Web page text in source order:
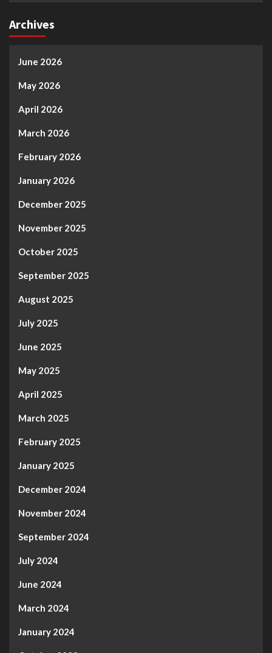
Archives
June 2026
May 2026
April 2026
March 2026
February 2026
January 2026
December 2025
November 2025
October 2025
September 2025
August 2025
July 2025
June 2025
May 2025
April 2025
March 2025
February 2025
January 2025
December 2024
November 2024
September 2024
July 2024
June 2024
March 2024
January 2024